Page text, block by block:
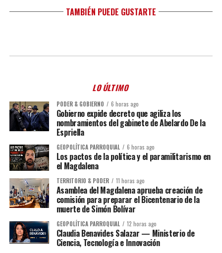
TAMBIÉN PUEDE GUSTARTE
LO ÚLTIMO
PODER & GOBIERNO 6 horas ago
Gobierno expide decreto que agiliza los
nombramientos del gabinete de Abelardo De la
Espriella
GEOPOLÍTICA PARROQUIAL 6 horas ago
Los pactos de la política y el paramilitarismo en
el Magdalena
TERRITORIO & PODER 11 horas ago
Asamblea del Magdalena aprueba creación de
comisión para preparar el Bicentenario de la
muerte de Simón Bolívar
GEOPOLÍTICA PARROQUIAL 12 horas ago
Claudia Benavides Salazar — Ministerio de
Ciencia, Tecnología e Innovación